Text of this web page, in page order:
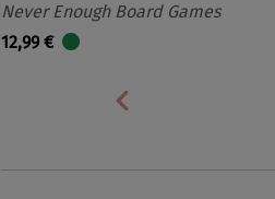
Never Enough Board Games
12,99 €
Vorherige